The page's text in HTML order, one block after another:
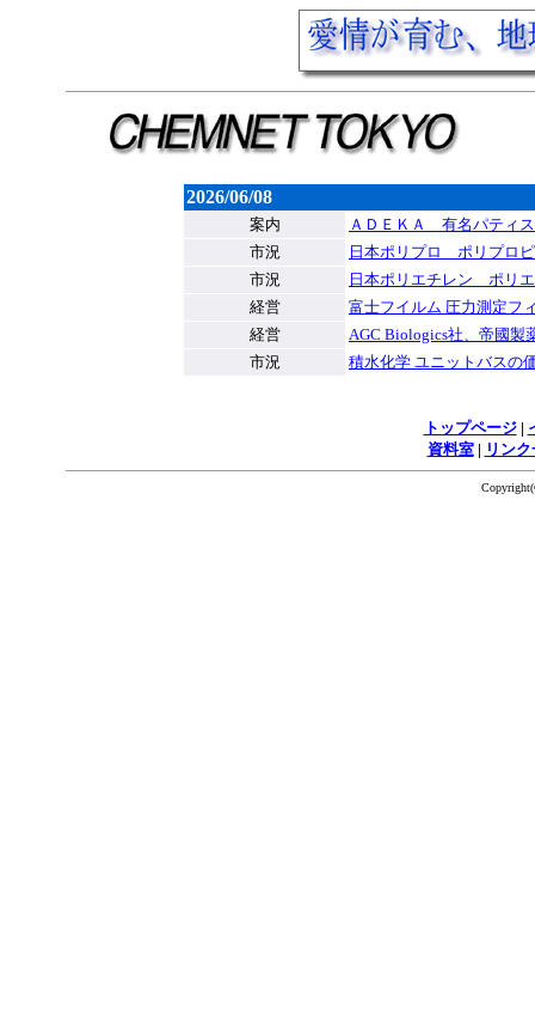
2026/06/08
案内
ＡＤＥＫＡ 有名パティ
市況
日本ポリプロ ポリプロ
市況
日本ポリエチレン ポリ
経営
富士フイルム 圧力測定フ
経営
AGC Biologics社、帝國製
市況
積水化学 ユニットバスの
トップページ|
資料室| リン